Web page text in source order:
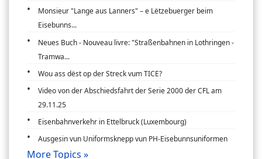
Monsieur "Lange aus Lanners" – e Lëtzebuerger beim
Eisebunns...
Neues Buch - Nouveau livre: "Straßenbahnen in Lothringen -
Tramwa...
Wou ass dëst op der Streck vum TICE?
Video von der Abschiedsfahrt der Serie 2000 der CFL am
29.11.25
Eisenbahnverkehr in Ettelbruck (Luxembourg)
Ausgesin vun Uniformsknepp vun PH-Eisebunnsuniformen
More Topics »